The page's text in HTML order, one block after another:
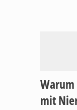
mit